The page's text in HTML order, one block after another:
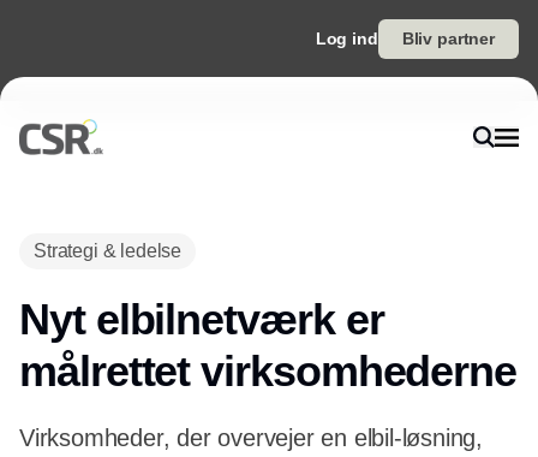
Log ind Bliv partner
Strategi & ledelse
Nyt elbilnetværk er
målrettet virksomhederne
Virksomheder, der overvejer en elbil-løsning,